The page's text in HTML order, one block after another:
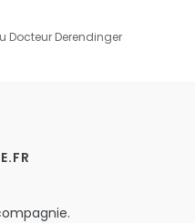
Docteur Derendinger